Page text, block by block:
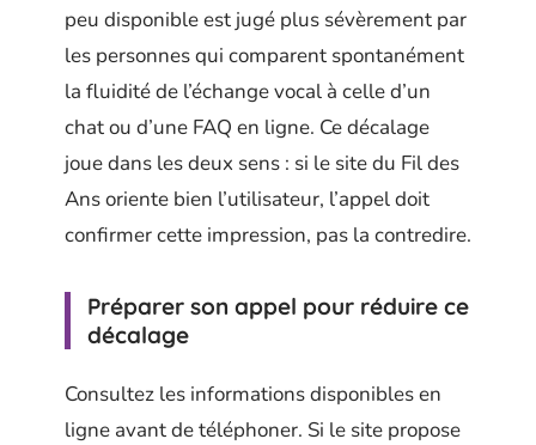
peu disponible est jugé plus sévèrement par
les personnes qui comparent spontanément
la fluidité de l’échange vocal à celle d’un
chat ou d’une FAQ en ligne. Ce décalage
joue dans les deux sens : si le site du Fil des
Ans oriente bien l’utilisateur, l’appel doit
confirmer cette impression, pas la contredire.
Préparer son appel pour réduire ce
décalage
Consultez les informations disponibles en
ligne avant de téléphoner. Si le site propose